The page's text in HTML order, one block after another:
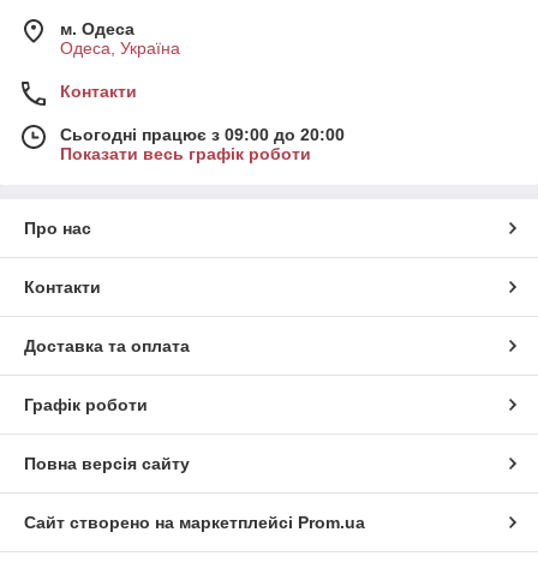
м. Одеса
Одеса, Україна
Контакти
Сьогодні працює з 09:00 до 20:00
Показати весь графік роботи
Про нас
Контакти
Доставка та оплата
Графік роботи
Повна версія сайту
Сайт створено на маркетплейсі Prom.ua